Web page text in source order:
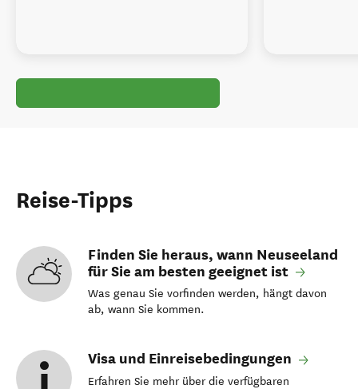
Reise-Tipps
Finden Sie heraus, wann Neuseeland
für Sie am besten geeignet ist
Was genau Sie vorfinden werden, hängt davon
ab, wann Sie kommen.
Visa und Einreisebedingungen
Erfahren Sie mehr über die verfügbaren